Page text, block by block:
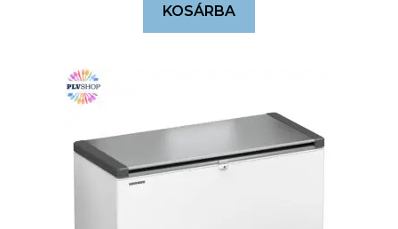
KOSÁRBA